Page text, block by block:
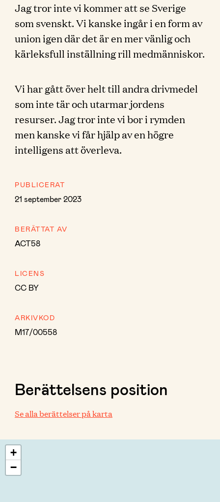
Jag tror inte vi kommer att se Sverige
som svenskt. Vi kanske ingår i en form av
union igen där det är en mer vänlig och
kärleksfull inställning rill medmänniskor.
Vi har gått över helt till andra drivmedel
som inte tär och utarmar jordens
resurser. Jag tror inte vi bor i rymden
men kanske vi får hjälp av en högre
intelligens att överleva.
PUBLICERAT
21 september 2023
BERÄTTAT AV
ACT58
LICENS
CC BY
ARKIVKOD
M17/00558
Berättelsens position
Se alla berättelser på karta
+
−